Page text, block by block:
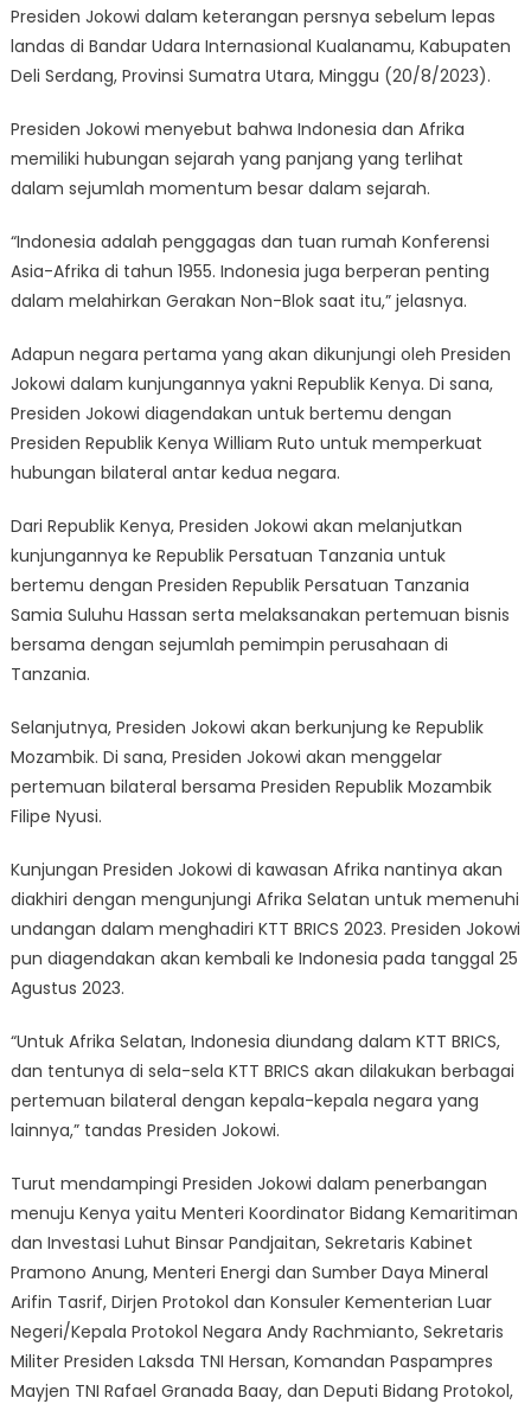
Presiden Jokowi dalam keterangan persnya sebelum lepas
landas di Bandar Udara Internasional Kualanamu, Kabupaten
Deli Serdang, Provinsi Sumatra Utara, Minggu (20/8/2023).
Presiden Jokowi menyebut bahwa Indonesia dan Afrika
memiliki hubungan sejarah yang panjang yang terlihat
dalam sejumlah momentum besar dalam sejarah.
“Indonesia adalah penggagas dan tuan rumah Konferensi
Asia-Afrika di tahun 1955. Indonesia juga berperan penting
dalam melahirkan Gerakan Non-Blok saat itu,” jelasnya.
Adapun negara pertama yang akan dikunjungi oleh Presiden
Jokowi dalam kunjungannya yakni Republik Kenya. Di sana,
Presiden Jokowi diagendakan untuk bertemu dengan
Presiden Republik Kenya William Ruto untuk memperkuat
hubungan bilateral antar kedua negara.
Dari Republik Kenya, Presiden Jokowi akan melanjutkan
kunjungannya ke Republik Persatuan Tanzania untuk
bertemu dengan Presiden Republik Persatuan Tanzania
Samia Suluhu Hassan serta melaksanakan pertemuan bisnis
bersama dengan sejumlah pemimpin perusahaan di
Tanzania.
Selanjutnya, Presiden Jokowi akan berkunjung ke Republik
Mozambik. Di sana, Presiden Jokowi akan menggelar
pertemuan bilateral bersama Presiden Republik Mozambik
Filipe Nyusi.
Kunjungan Presiden Jokowi di kawasan Afrika nantinya akan
diakhiri dengan mengunjungi Afrika Selatan untuk memenuhi
undangan dalam menghadiri KTT BRICS 2023. Presiden Jokowi
pun diagendakan akan kembali ke Indonesia pada tanggal 25
Agustus 2023.
“Untuk Afrika Selatan, Indonesia diundang dalam KTT BRICS,
dan tentunya di sela-sela KTT BRICS akan dilakukan berbagai
pertemuan bilateral dengan kepala-kepala negara yang
lainnya,” tandas Presiden Jokowi.
Turut mendampingi Presiden Jokowi dalam penerbangan
menuju Kenya yaitu Menteri Koordinator Bidang Kemaritiman
dan Investasi Luhut Binsar Pandjaitan, Sekretaris Kabinet
Pramono Anung, Menteri Energi dan Sumber Daya Mineral
Arifin Tasrif, Dirjen Protokol dan Konsuler Kementerian Luar
Negeri/Kepala Protokol Negara Andy Rachmianto, Sekretaris
Militer Presiden Laksda TNI Hersan, Komandan Paspampres
Mayjen TNI Rafael Granada Baay, dan Deputi Bidang Protokol,